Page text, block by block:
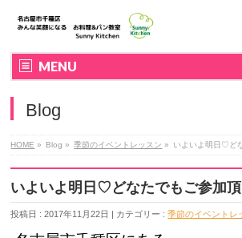
MENU
Blog
HOME » Blog » 季節のイベントレッスン » いよいよ明日♡ど
いよいよ明日♡どなたでもご参加頂
投稿日 : 2017年11月22日 | カテゴリー :季節のイベントレ